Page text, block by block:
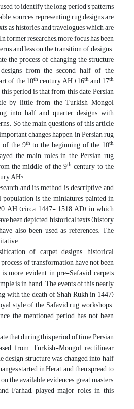
to identify the long period's patterns
sources representing rug designs are
as histories and travelogues which are
former researches, more focus has been
and less on the transition of designs.
the process of changing the structure
from the second half of the
of the 10thcentury AH (16thand 17th
period is that from this date, Persian
by little from the Turkish-Mongol
into half and quarter designs with
So the main questions of this article
changes happen in Persian rug
of the 9thto the beginning of the 10th
the main roles in the Persian rug
the middle of the 9th century to the
AH?
and its method is descriptive and
is the miniatures painted in
AH (circa 1447- 1518 AD) in which
been depicted, historical texts (history
also been used as references. The
of carpet designs, historical
of transformation have not been
more evident in pre-Safavid carpets
is in hand. The events of this nearly
with the death of Shah Rukh in 1447)
style of the Safavid rug workshops.
the mentioned period has not been
that during this period of time, Persian
from Turkish-Mongol rectilinear
design structure was changed into half
started in Herat, and then spread to
the available evidences, great masters,
Farhad, played major roles in this